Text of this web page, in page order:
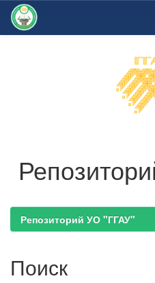
Репозиторий УО "ГГАУ"
Поиск